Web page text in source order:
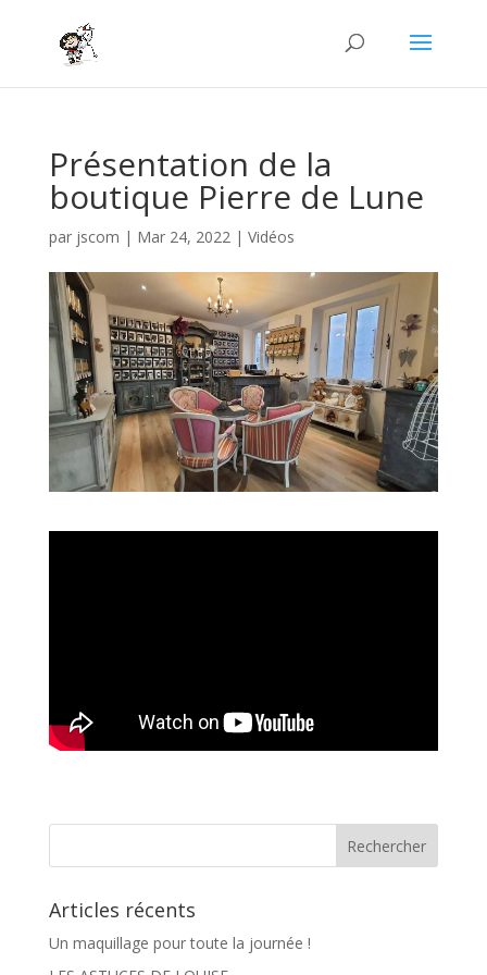
Présentation de la
boutique Pierre de Lune
par jscom | Mar 24, 2022| Vidéos
Articles récents
Un maquillage pour toute la journée !